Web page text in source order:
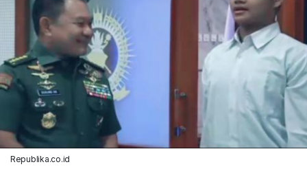
Republika.co.id